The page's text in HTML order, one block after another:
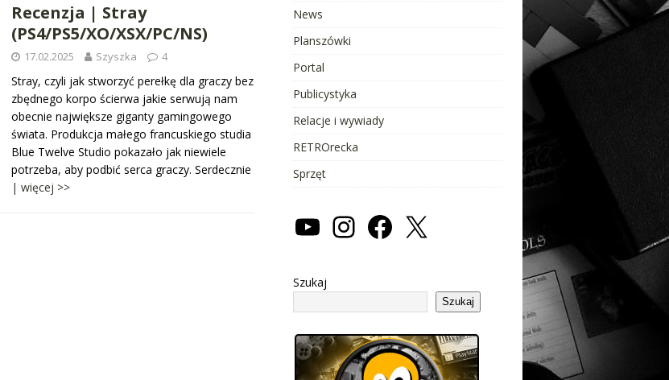
Recenzja | Stray
(PS4/PS5/XO/XSX/PC/NS)
17.02.2025 Szyszka 4
Stray, czyli jak stworzyć perełkę dla graczy bez
zbędnego korpo ścierwa jakie serwują nam
obecnie największe giganty gamingowego
świata. Produkcja małego francuskiego studia
Blue Twelve Studio pokazało jak niewiele
potrzeba, aby podbić serca graczy. Serdecznie
| więcej >>
News
Planszówki
Portal
Publicystyka
Relacje i wywiady
RETROrecka
Sprzęt
Szukaj
Szukaj